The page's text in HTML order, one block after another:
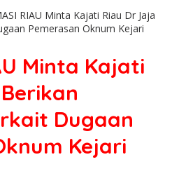
RIAU Minta Kajati Riau Dr Jaja
Pemerasan Oknum Kejari
Minta Kajati
Dugaan
Kejari